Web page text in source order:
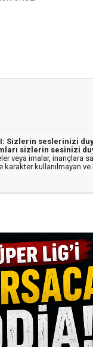
Sizlerin seslerinizi
sizlerin sesinizi
veya imalar, inançlara
karakter kullanılmayan